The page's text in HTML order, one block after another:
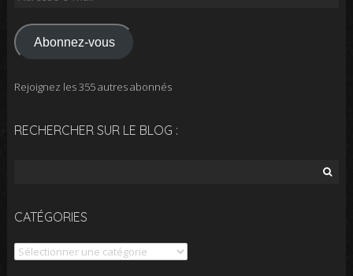
mail
Abonnez-vous
Rejoignez les 355 autres abonnés
RECHERCHER SUR LE BLOG :
CATÉGORIES
Catégories